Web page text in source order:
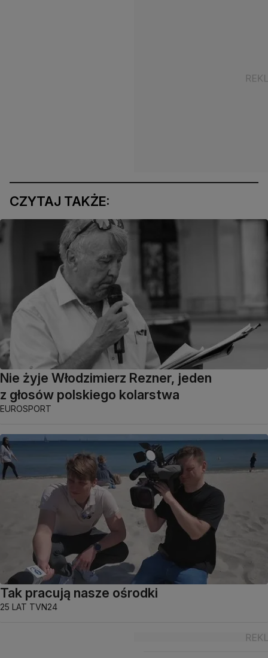
CZYTAJ TAKŻE:
Nie żyje Włodzimierz Rezner, jeden
z głosów polskiego kolarstwa
EUROSPORT
Tak pracują nasze ośrodki
25 LAT TVN24